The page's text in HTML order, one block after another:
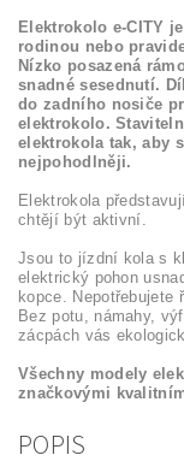
Elektrokolo e-CITY
rodinou nebo
Nízko posazená
snadné sesednutí.
do zadního nosiče
elektrokolo.
elektrokola tak, aby
nejpohodlněji.
Elektrokola
chtějí být aktivní.
Jsou to jízdní kola s
elektrický pohon
kopce. Nepotřebujete
Bez potu, námahy,
zácpách vás
Všechny modely
značkovými
POPIS